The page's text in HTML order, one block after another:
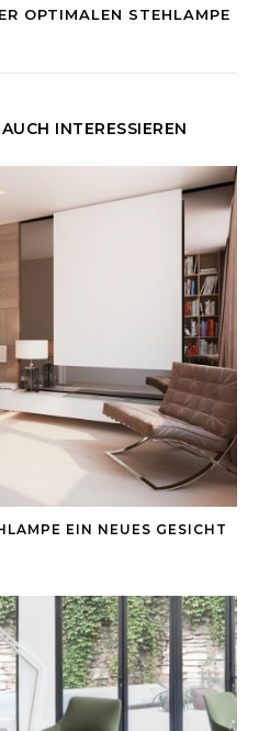
OPTIMALEN STEHLAMPE
INTERESSIEREN
EIN NEUES GESICHT